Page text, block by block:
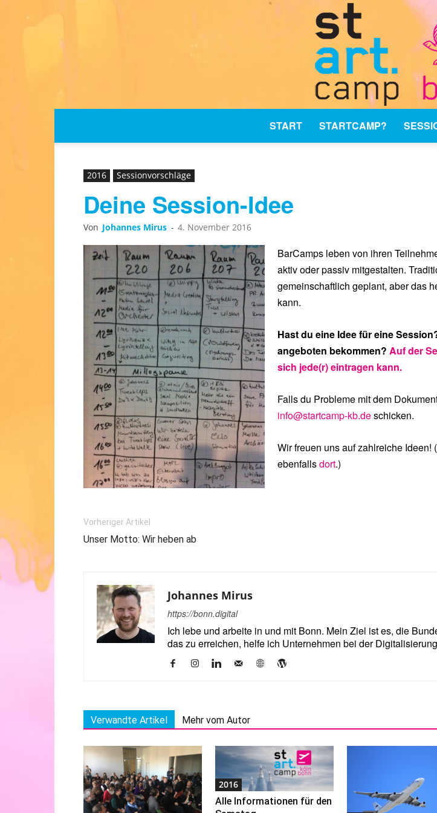
START STARTCAMP?
2016 Sessionvorschläge
Deine Session-Idee
Von Johannes Mirus - 4. November 2016
BarCamps leben von ihren
aktiv oder passiv mitgestalten.
gemeinschaftlich geplant, aber das
kann.
Hast du eine Idee für eine
angeboten bekommen? Auf der
sich jede(r) eintragen kann.
Falls du Probleme mit dem
info@startcamp-kb.deschicken.
Wir freuen uns auf zahlreiche
ebenfallsdort.)
Vorheriger Artikel
Unser Motto: Wir heben ab
Johannes Mirus
https://bonn.digital
Ich lebe und arbeite in und mit Bonn. Mein Ziel ist es, die
das zu erreichen, helfe ich Unternehmen bei der
Verwandte Artikel Mehr vom Autor
2016
Alle Informationen für den